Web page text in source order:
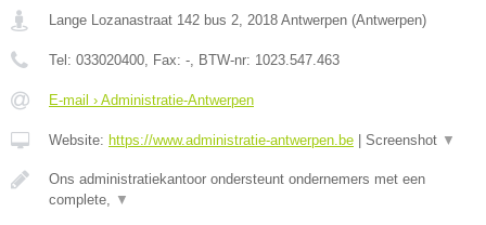
Lange Lozanastraat 142 bus 2, 2018 Antwerpen (Antwerpen)
Tel: 033020400, Fax: -, BTW-nr: 1023.547.463
E-mail › Administratie-Antwerpen
Website: https://www.administratie-antwerpen.be Screenshot ▼
Ons administratiekantoor ondersteunt ondernemers met een
complete, ▼